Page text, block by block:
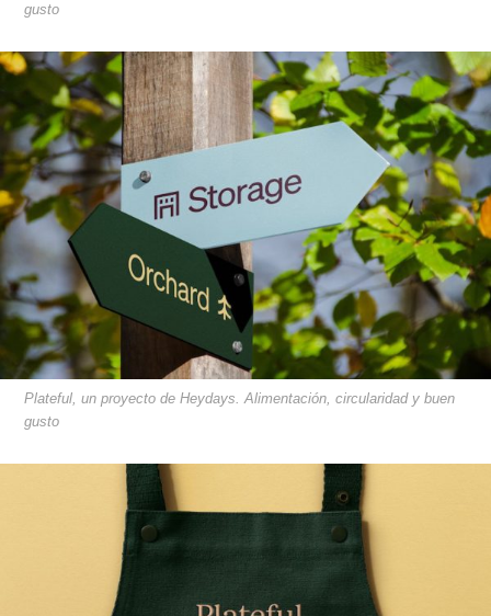
gusto
Plateful, un proyecto de Heydays. Alimentación, circularidad y buen
gusto